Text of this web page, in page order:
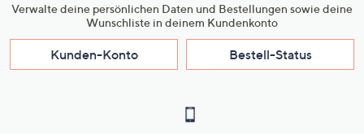
Verwalte deine persönlichen Daten und Bestellungen sowie deine
Wunschliste in deinem Kundenkonto
Kunden-Konto Bestell-Status